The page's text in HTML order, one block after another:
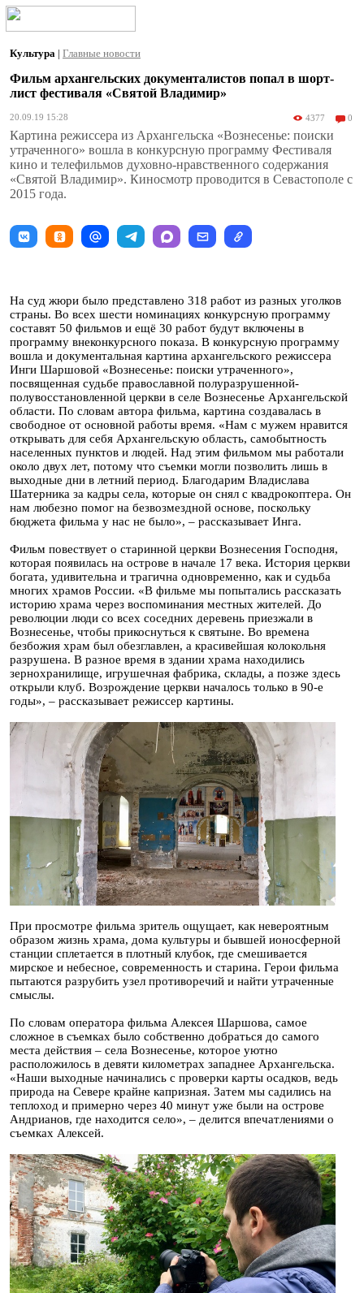
Культура | Главные новости
Фильм архангельских документалистов попал в шорт-
лист фестиваля «Святой Владимир»
20.09.19 15:28 4377 0
Картина режиссера из Архангельска «Вознесенье: поиски
утраченного» вошла в конкурсную программу Фестиваля
кино и телефильмов духовно-нравственного содержания
«Святой Владимир». Киносмотр проводится в Севастополе с
2015 года.
На суд жюри было представлено 318 работ из разных уголков
страны. Во всех шести номинациях конкурсную программу
составят 50 фильмов и ещё 30 работ будут включены в
программу внеконкурсного показа. В конкурсную программу
вошла и документальная картина архангельского режиссера
Инги Шаршовой «Вознесенье: поиски утраченного»,
посвященная судьбе православной полуразрушенной-
полувосстановленной церкви в селе Вознесенье Архангельской
области. По словам автора фильма, картина создавалась в
свободное от основной работы время. «Нам с мужем нравится
открывать для себя Архангельскую область, самобытность
населенных пунктов и людей. Над этим фильмом мы работали
около двух лет, потому что съемки могли позволить лишь в
выходные дни в летний период. Благодарим Владислава
Шатерника за кадры села, которые он снял с квадрокоптера. Он
нам любезно помог на безвозмездной основе, поскольку
бюджета фильма у нас не было», – рассказывает Инга.
Фильм повествует о старинной церкви Вознесения Господня,
которая появилась на острове в начале 17 века. История церкви
богата, удивительна и трагична одновременно, как и судьба
многих храмов России. «В фильме мы попытались рассказать
историю храма через воспоминания местных жителей. До
революции люди со всех соседних деревень приезжали в
Вознесенье, чтобы прикоснуться к святыне. Во времена
безбожия храм был обезглавлен, а красивейшая колокольня
разрушена. В разное время в здании храма находились
зернохранилище, игрушечная фабрика, склады, а позже здесь
открыли клуб. Возрождение церкви началось только в 90-е
годы», – рассказывает режиссер картины.
При просмотре фильма зритель ощущает, как невероятным
образом жизнь храма, дома культуры и бывшей ионосферной
станции сплетается в плотный клубок, где смешивается
мирское и небесное, современность и старина. Герои фильма
пытаются разрубить узел противоречий и найти утраченные
смыслы.
По словам оператора фильма Алексея Шаршова, самое
сложное в съемках было собственно добраться до самого
места действия – села Вознесенье, которое уютно
расположилось в девяти километрах западнее Архангельска.
«Наши выходные начинались с проверки карты осадков, ведь
природа на Севере крайне капризная. Затем мы садились на
теплоход и примерно через 40 минут уже были на острове
Андрианов, где находится село», – делится впечатлениями о
съемках Алексей.